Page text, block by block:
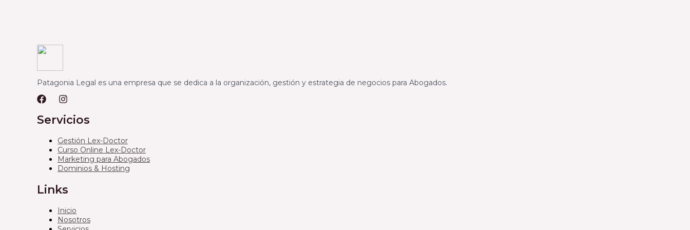
Patagonia Legal es una empresa que se dedica a la organización, gestión y estrategia de negocios para Abogados.
Servicios
Gestión Lex-Doctor
Curso Online Lex-Doctor
Marketing para Abogados
Dominios & Hosting
Links
Inicio
Nosotros